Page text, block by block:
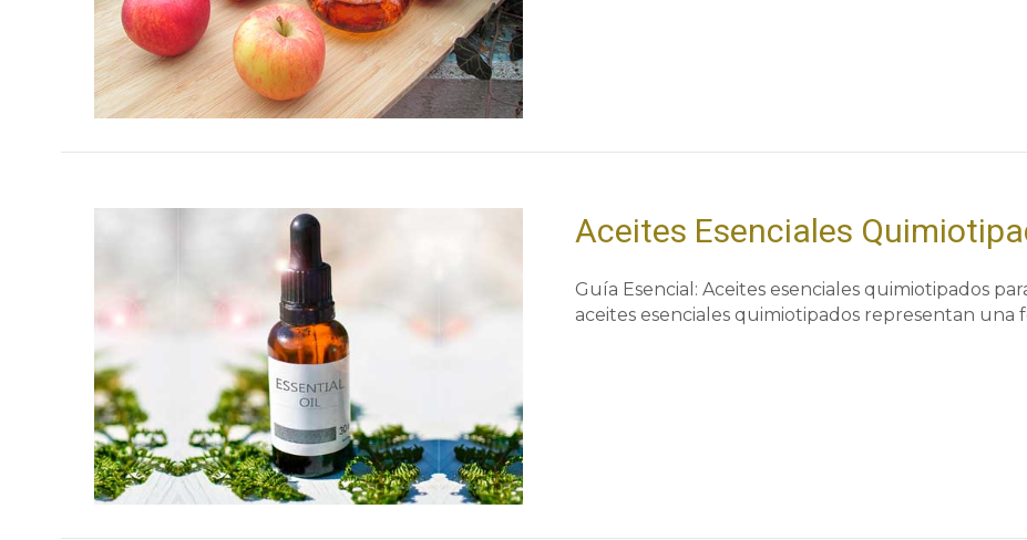
Aceites Esenciales
Guía Esencial: Aceites esenciales quimiotipados
aceites esenciales quimiotipados representan una